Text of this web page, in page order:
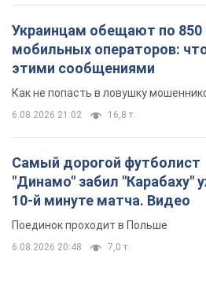
Украинцам обещают по 850
мобильных операторов:
этими сообщениями
Как не попасть в ловушку
6.08.2026 21:02 16,8 т.
Самый дорогой футболист
"Динамо" забил "Карабаху"
10-й минуте матча. Видео
Поединок проходит в Польше
6.08.2026 20:48 7,0 т.